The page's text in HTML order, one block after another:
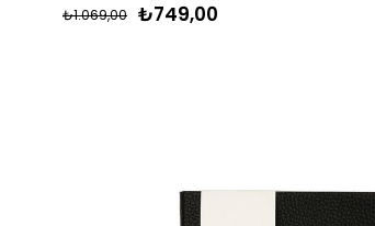
₺749,00
₺1.069,00